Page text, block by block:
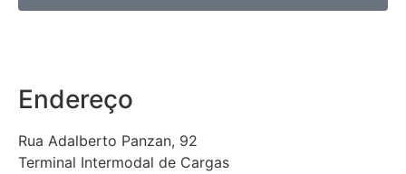
Endereço
Rua Adalberto Panzan, 92
Terminal Intermodal de Cargas